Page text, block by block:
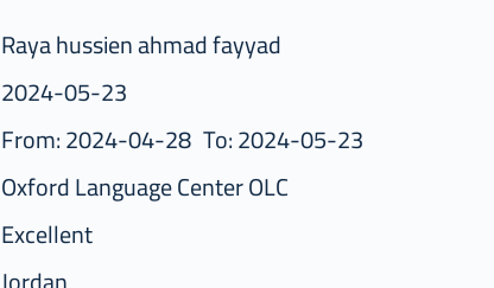
Raya hussien ahmad fayyad
2024-05-23
From: 2024-04-28 To: 2024-05-23
Oxford Language Center OLC
Excellent